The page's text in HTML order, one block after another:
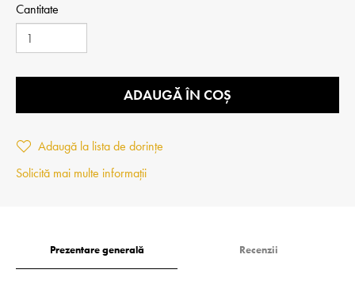
Cantitate
ADAUGĂ ÎN COȘ
Adaugă la lista de dorințe
Solicită mai multe informații
Prezentare generală Recenzii